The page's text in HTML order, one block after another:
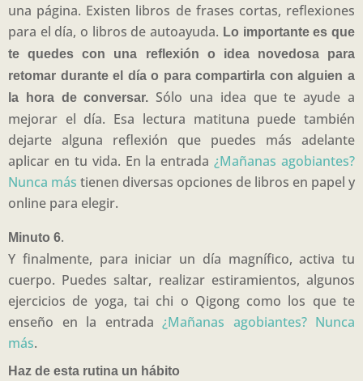
una página. Existen libros de frases cortas, reflexiones
para el día, o libros de autoayuda. Lo importante es que
te quedes con una reflexión o idea novedosa para
retomar durante el día o para compartirla con alguien a
la hora de conversar. Sólo una idea que te ayude a
mejorar el día. Esa lectura matituna puede también
dejarte alguna reflexión que puedes más adelante
aplicar en tu vida. En la entrada¿Mañanas agobiantes?
Nunca más tienen diversas opciones de libros en papel y
online para elegir.
Minuto 6.
Y finalmente, para iniciar un día magnífico, activa tu
cuerpo. Puedes saltar, realizar estiramientos, algunos
ejercicios de yoga, tai chi o Qigong como los que te
enseño en la entrada ¿Mañanas agobiantes? Nunca
más.
Haz de esta rutina un hábito